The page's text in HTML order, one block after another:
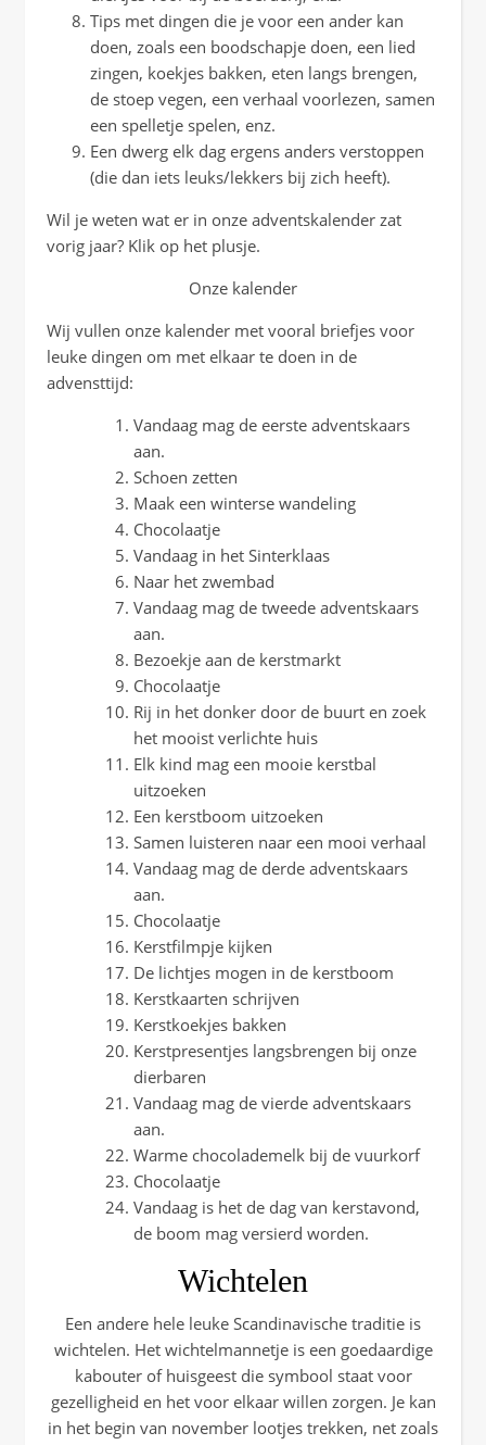
Tips met dingen die je voor een ander kan
doen, zoals een boodschapje doen, een lied
zingen, koekjes bakken, eten langs brengen,
de stoep vegen, een verhaal voorlezen, samen
een spelletje spelen, enz.
Een dwerg elk dag ergens anders verstoppen
(die dan iets leuks/lekkers bij zich heeft).
Wil je weten wat er in onze adventskalender zat
vorig jaar? Klik op het plusje.
Onze kalender
Wij vullen onze kalender met vooral briefjes voor
leuke dingen om met elkaar te doen in de
advensttijd:
Vandaag mag de eerste adventskaars
aan.
Schoen zetten
Maak een winterse wandeling
Chocolaatje
Vandaag in het Sinterklaas
Naar het zwembad
Vandaag mag de tweede adventskaars
aan.
Bezoekje aan de kerstmarkt
Chocolaatje
Rij in het donker door de buurt en zoek
het mooist verlichte huis
Elk kind mag een mooie kerstbal
uitzoeken
Een kerstboom uitzoeken
Samen luisteren naar een mooi verhaal
Vandaag mag de derde adventskaars
aan.
Chocolaatje
Kerstfilmpje kijken
De lichtjes mogen in de kerstboom
Kerstkaarten schrijven
Kerstkoekjes bakken
Kerstpresentjes langsbrengen bij onze
dierbaren
Vandaag mag de vierde adventskaars
aan.
Warme chocolademelk bij de vuurkorf
Chocolaatje
Vandaag is het de dag van kerstavond,
de boom mag versierd worden.
Wichtelen
Een andere hele leuke Scandinavische traditie is
wichtelen. Het wichtelmannetje is een goedaardige
kabouter of huisgeest die symbool staat voor
gezelligheid en het voor elkaar willen zorgen. Je kan
in het begin van november lootjes trekken, net zoals